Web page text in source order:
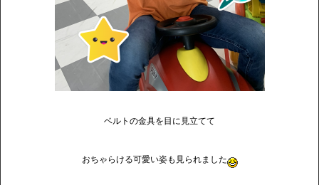
ベルトの金具を目に見立てて
おちゃらける可愛い姿も見られました